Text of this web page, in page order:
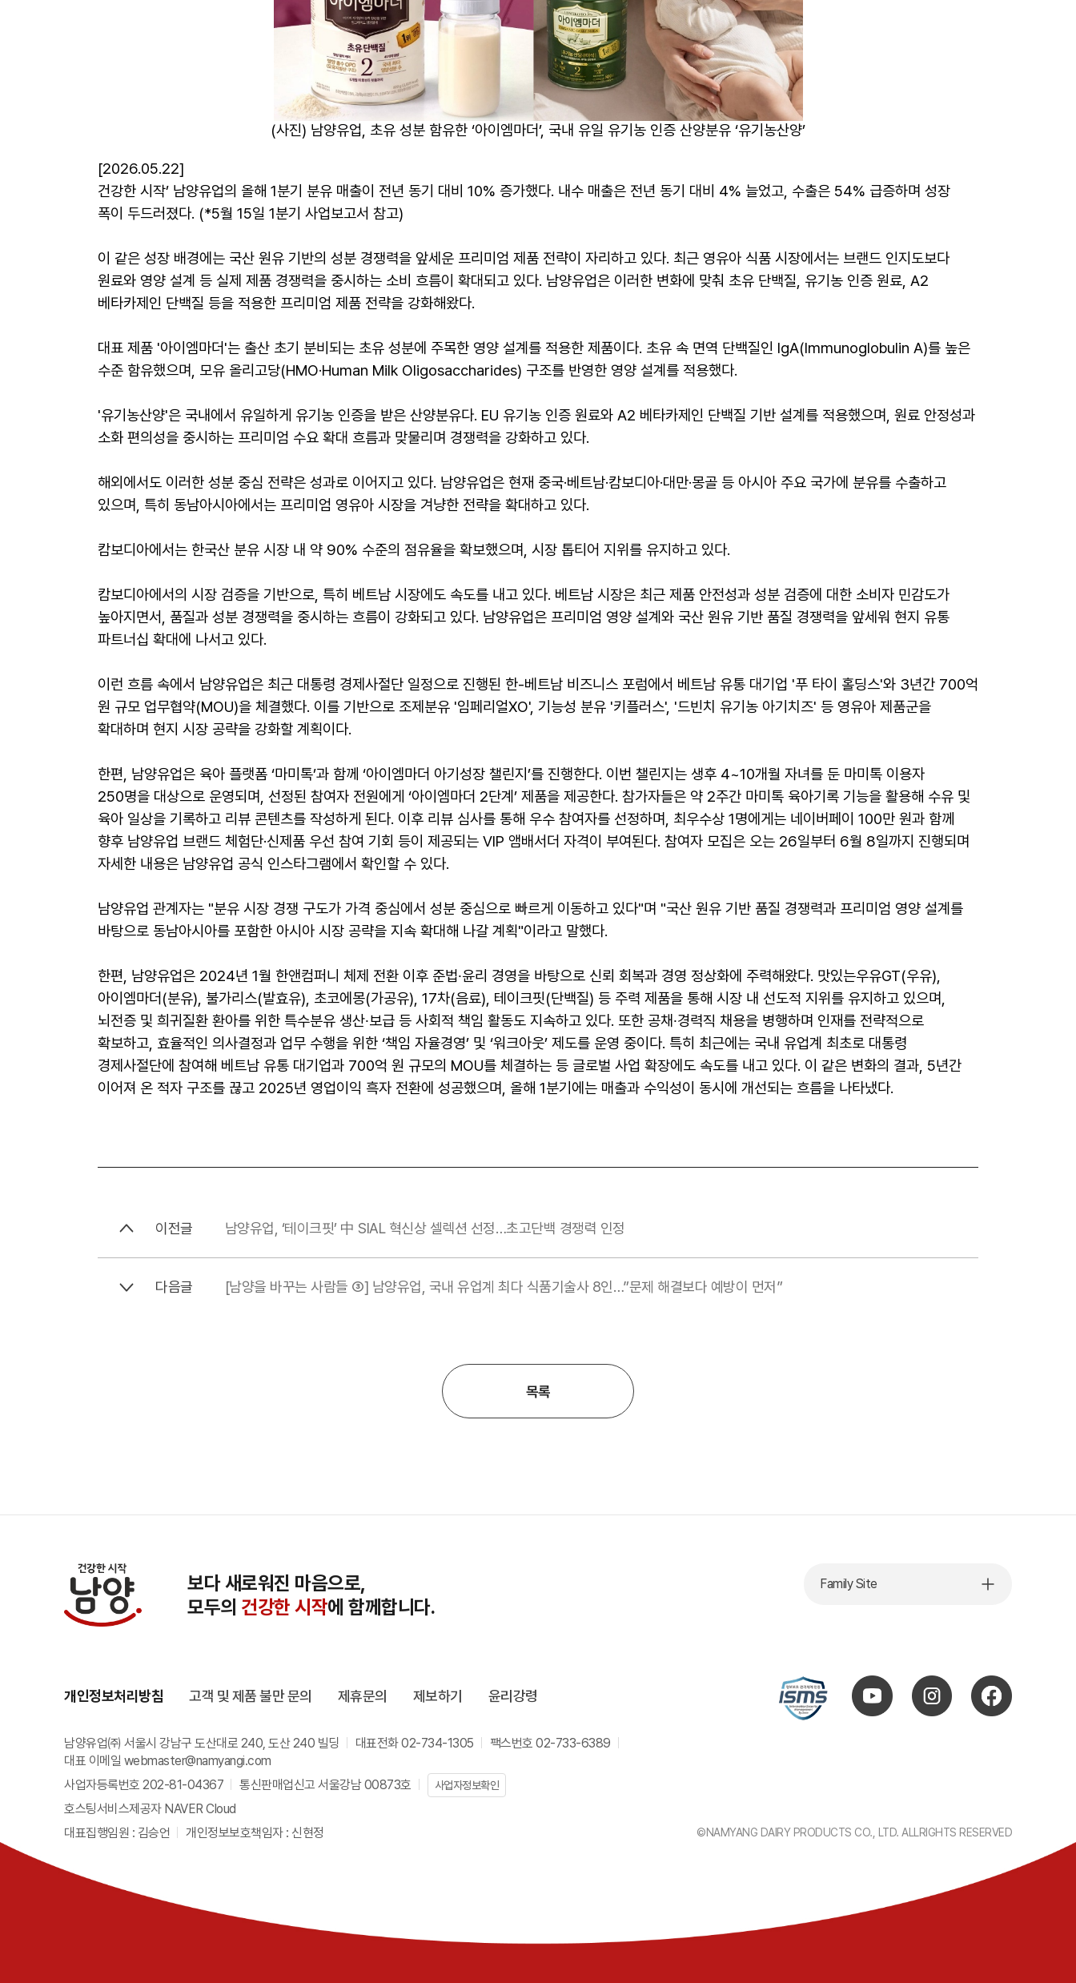
(사진) 남양유업, 초유 성분 함유한 ‘아이엠마더’, 국내 유일 유기농 인증 산양분유 ‘유기농산양’
[2026.05.22]
건강한 시작’ 남양유업의 올해 1분기 분유 매출이 전년 동기 대비 10% 증가했다. 내수 매출은 전년 동기 대비 4% 늘었고, 수출은 54% 급증하며 성장
폭이 두드러졌다. (*5월 15일 1분기 사업보고서 참고)
이 같은 성장 배경에는 국산 원유 기반의 성분 경쟁력을 앞세운 프리미엄 제품 전략이 자리하고 있다. 최근 영유아 식품 시장에서는 브랜드 인지도보다
원료와 영양 설계 등 실제 제품 경쟁력을 중시하는 소비 흐름이 확대되고 있다. 남양유업은 이러한 변화에 맞춰 초유 단백질, 유기농 인증 원료, A2
베타카제인 단백질 등을 적용한 프리미엄 제품 전략을 강화해왔다.
대표 제품 '아이엠마더'는 출산 초기 분비되는 초유 성분에 주목한 영양 설계를 적용한 제품이다. 초유 속 면역 단백질인 IgA(Immunoglobulin A)를 높은
수준 함유했으며, 모유 올리고당(HMO·Human Milk Oligosaccharides) 구조를 반영한 영양 설계를 적용했다.
'유기농산양'은 국내에서 유일하게 유기농 인증을 받은 산양분유다. EU 유기농 인증 원료와 A2 베타카제인 단백질 기반 설계를 적용했으며, 원료 안정성과
소화 편의성을 중시하는 프리미엄 수요 확대 흐름과 맞물리며 경쟁력을 강화하고 있다.
해외에서도 이러한 성분 중심 전략은 성과로 이어지고 있다. 남양유업은 현재 중국·베트남·캄보디아·대만·몽골 등 아시아 주요 국가에 분유를 수출하고
있으며, 특히 동남아시아에서는 프리미엄 영유아 시장을 겨냥한 전략을 확대하고 있다.
캄보디아에서는 한국산 분유 시장 내 약 90% 수준의 점유율을 확보했으며, 시장 톱티어 지위를 유지하고 있다.
캄보디아에서의 시장 검증을 기반으로, 특히 베트남 시장에도 속도를 내고 있다. 베트남 시장은 최근 제품 안전성과 성분 검증에 대한 소비자 민감도가
높아지면서, 품질과 성분 경쟁력을 중시하는 흐름이 강화되고 있다. 남양유업은 프리미엄 영양 설계와 국산 원유 기반 품질 경쟁력을 앞세워 현지 유통
파트너십 확대에 나서고 있다.
이런 흐름 속에서 남양유업은 최근 대통령 경제사절단 일정으로 진행된 한-베트남 비즈니스 포럼에서 베트남 유통 대기업 '푸 타이 홀딩스'와 3년간 700억
원 규모 업무협약(MOU)을 체결했다. 이를 기반으로 조제분유 '임페리얼XO', 기능성 분유 '키플러스', '드빈치 유기농 아기치즈' 등 영유아 제품군을
확대하며 현지 시장 공략을 강화할 계획이다.
한편, 남양유업은 육아 플랫폼 ‘마미톡’과 함께 ‘아이엠마더 아기성장 챌린지’를 진행한다. 이번 챌린지는 생후 4~10개월 자녀를 둔 마미톡 이용자
250명을 대상으로 운영되며, 선정된 참여자 전원에게 ‘아이엠마더 2단계’ 제품을 제공한다. 참가자들은 약 2주간 마미톡 육아기록 기능을 활용해 수유 및
육아 일상을 기록하고 리뷰 콘텐츠를 작성하게 된다. 이후 리뷰 심사를 통해 우수 참여자를 선정하며, 최우수상 1명에게는 네이버페이 100만 원과 함께
향후 남양유업 브랜드 체험단·신제품 우선 참여 기회 등이 제공되는 VIP 앰배서더 자격이 부여된다. 참여자 모집은 오는 26일부터 6월 8일까지 진행되며
자세한 내용은 남양유업 공식 인스타그램에서 확인할 수 있다.
남양유업 관계자는 "분유 시장 경쟁 구도가 가격 중심에서 성분 중심으로 빠르게 이동하고 있다"며 "국산 원유 기반 품질 경쟁력과 프리미엄 영양 설계를
바탕으로 동남아시아를 포함한 아시아 시장 공략을 지속 확대해 나갈 계획"이라고 말했다.
한편, 남양유업은 2024년 1월 한앤컴퍼니 체제 전환 이후 준법∙윤리 경영을 바탕으로 신뢰 회복과 경영 정상화에 주력해왔다. 맛있는우유GT(우유),
아이엠마더(분유), 불가리스(발효유), 초코에몽(가공유), 17차(음료), 테이크핏(단백질) 등 주력 제품을 통해 시장 내 선도적 지위를 유지하고 있으며,
뇌전증 및 희귀질환 환아를 위한 특수분유 생산∙보급 등 사회적 책임 활동도 지속하고 있다. 또한 공채∙경력직 채용을 병행하며 인재를 전략적으로
확보하고, 효율적인 의사결정과 업무 수행을 위한 ‘책임 자율경영’ 및 ‘워크아웃’ 제도를 운영 중이다. 특히 최근에는 국내 유업계 최초로 대통령
경제사절단에 참여해 베트남 유통 대기업과 700억 원 규모의 MOU를 체결하는 등 글로벌 사업 확장에도 속도를 내고 있다. 이 같은 변화의 결과, 5년간
이어져 온 적자 구조를 끊고 2025년 영업이익 흑자 전환에 성공했으며, 올해 1분기에는 매출과 수익성이 동시에 개선되는 흐름을 나타냈다.
이전글 남양유업, ‘테이크핏’ 中 SIAL 혁신상 셀렉션 선정…초고단백 경쟁력 인정
다음글 [남양을 바꾸는 사람들 ③] 남양유업, 국내 유업계 최다 식품기술사 8인…”문제 해결보다 예방이 먼저”
목록
보다 새로워진 마음으로,
모두의 건강한 시작에 함께합니다.
Family Site
개인정보처리방침 고객 및 제품 불만 문의 제휴문의 제보하기 윤리강령
남양유업㈜ 서울시 강남구 도산대로 240, 도산 240 빌딩 대표전화 02-734-1305
팩스번호 02-733-6389
대표 이메일 webmaster@namyangi.com
사업자등록번호 202-81-04367
통신판매업신고 서울강남 00873호 사업자정보확인
호스팅서비스제공자 NAVER Cloud
대표집행임원 : 김승언
개인정보보호책임자 : 신현정 ©NAMYANG DAIRY PRODUCTS CO., LTD. ALL RIGHTS RESERVED